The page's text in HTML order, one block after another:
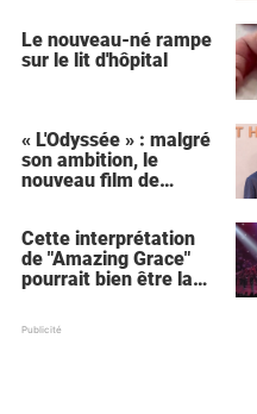
Le nouveau-né rampe
sur le lit d'hôpital
« L'Odyssée » : malgré
son ambition, le
nouveau film de
récurrente
Cette interprétation
de "Amazing Grace"
pourrait bien être la